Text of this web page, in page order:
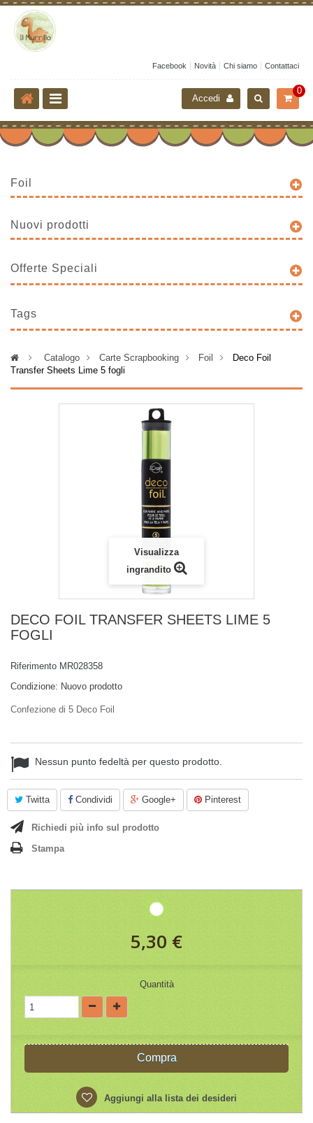
Facebook Novità Chi siamo Contattaci
0
Accedi
Foil
Nuovi prodotti
Offerte Speciali
Tags
> Catalogo > Carte Scrapbooking > Foil >
Deco Foil
Transfer Sheets Lime 5 fogli
Visualizza
ingrandito
DECO FOIL TRANSFER SHEETS LIME 5
FOGLI
Riferimento MR028358
Condizione: Nuovo prodotto
Confezione di 5 Deco Foil
Nessun punto fedeltà per questo prodotto.
Twitta Condividi Google+ Pinterest
Richiedi più info sul prodotto
Stampa
5,30 €
Quantità
Compra
Aggiungi alla lista dei desideri